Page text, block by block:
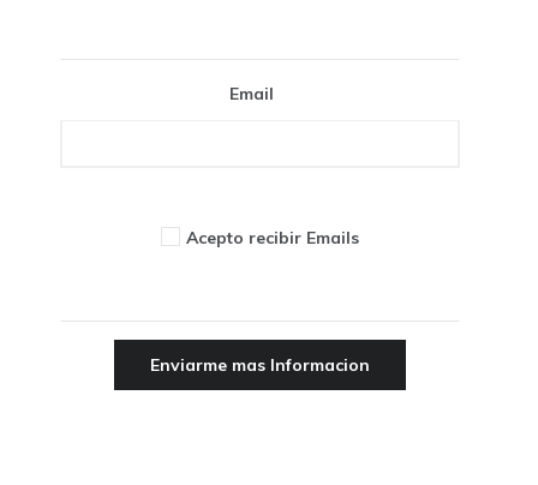
Email
Acepto recibir Emails